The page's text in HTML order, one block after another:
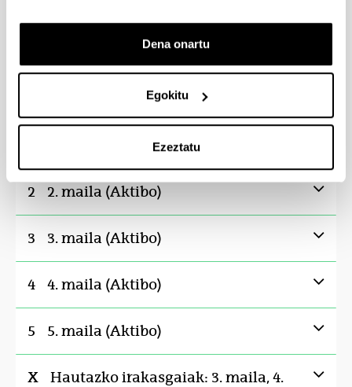
Dena onartu
Egokitu
Ezeztatu
Gizarte Psikologia
Gizarte eta Politika Ikerketarako Sarrera
Nazioarteko Harremanak 6
2 2. maila (Aktibo)
3 3. maila (Aktibo)
4 4. maila (Aktibo)
5 5. maila (Aktibo)
X
Hautazko irakasgaiak: 3. maila, 4.